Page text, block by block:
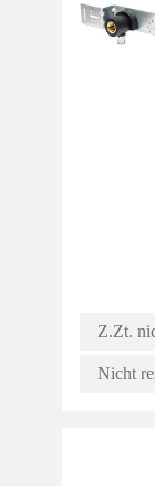
Z.Zt.
Nicht